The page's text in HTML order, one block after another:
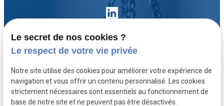
Votre avocat
Domaines de compétence
Le secret de nos cookies ?
Le respect de votre vie privée
Notre site utilise des cookies pour améliorer votre expérience de
navigation et vous offrir un contenu personnalisé. Les cookies
strictement nécessaires sont essentiels au fonctionnement de
base de notre site et ne peuvent pas être désactivés.